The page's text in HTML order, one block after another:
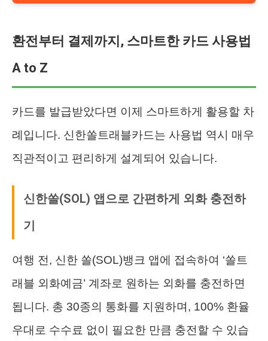
환전부터 결제까지, 스마트한 카드 사용법
A to Z
카드를 발급받았다면 이제 스마트하게 활용할 차
례입니다. 신한쏠트래블카드는 사용법 역시 매우
직관적이고 편리하게 설계되어 있습니다.
신한쏠(SOL) 앱으로 간편하게 외화 충전하
기
여행 전, 신한 쏠(SOL)뱅크 앱에 접속하여 ‘쏠트
래블 외화예금’ 계좌로 원하는 외화를 충전하면
됩니다. 총 30종의 통화를 지원하며, 100% 환율
우대로 수수료 없이 필요한 만큼 충전할 수 있습